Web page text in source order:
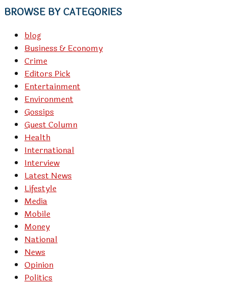
BROWSE BY CATEGORIES
blog
Business & Economy
Crime
Editors Pick
Entertainment
Environment
Gossips
Guest Column
Health
International
Interview
Latest News
Lifestyle
Media
Mobile
Money
National
News
Opinion
Politics